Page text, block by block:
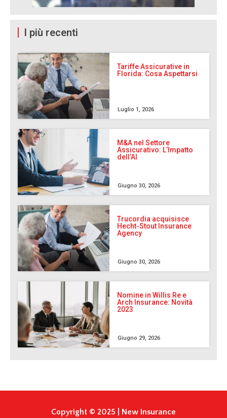
I più recenti
Tariffe Assicurative in
Florida: Cosa Aspettarsi
Luglio 1, 2026
M&A nel Settore
Assicurativo: L’Impatto
dell’AI
Giugno 30, 2026
Trucordia acquisisce
Hecht-Stout Insurance
Agency
Giugno 30, 2026
Nomine in Willis Re e
Arch Insurance: Novità
2023
Giugno 29, 2026
Copyright © 2025 | New Insurance